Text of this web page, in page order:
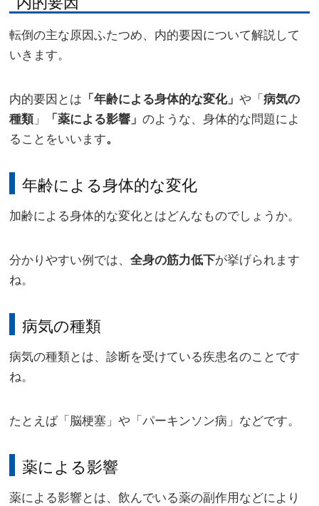
転倒の主な原因ふたつめ、内的要因について解説して
いきます。
内的要因とは 「年齢による身体的な変化」や「病気の
種類」 「薬による影響」のような、身体的な問題によ
ることをいいます。
年齢による身体的な変化
加齢による身体的な変化とはどんなものでしょうか。
分かりやすい例では、全身の筋力低下が挙げられます
ね。
病気の種類
病気の種類とは、診断を受けている疾患名のことです
ね。
たとえば「脳梗塞」や「パーキンソン病」などです。
薬による影響
薬による影響とは、飲んでいる薬の副作用などにより